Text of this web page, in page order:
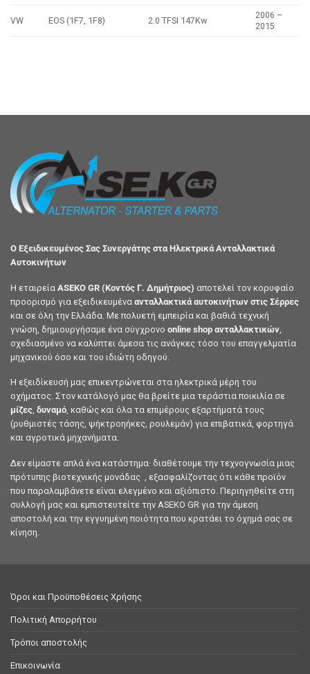
VW EOS (1F7, 1F8) 2.0 TFSI 147Kw
2006 –
2015
Ο Εξειδικευμένος Σας Συνεργάτης στα Ηλεκτρικά Ανταλλακτικά
Αυτοκινήτων
Η εταιρεία ASEKO GR (Κοντός Γ. Δημήτριος) αποτελεί τον κορυφαίο
προορισμό για εξειδικευμένα ανταλλακτικά αυτοκινήτων στις Σέρρες
και σε όλη την Ελλάδα. Με πολυετή εμπειρία και βαθιά τεχνική
γνώση, δημιουργήσαμε ένα σύγχρονο online shop ανταλλακτικών
σχεδιασμένο να καλύπτει άμεσα τις ανάγκες τόσο του επαγγελματία
μηχανικού όσο και του ιδιώτη οδηγού.
Η εξειδίκευσή μας επικεντρώνεται στα ηλεκτρικά μέρη του
οχήματος. Στον κατάλογό μας θα βρείτε μια τεράστια ποικιλία σε
μίζες, δυναμό, καθώς και όλα τα επιμέρους εξαρτήματά τους
(ρυθμιστές τάσης, ψήκτροηήκες, ρουλεμάν) για επιβατικά, φορτηγά
και αγροτικά μηχανήματα.
Δεν είμαστε απλά ένα κατάστημα· διαθέτουμε την τεχνογνωσία μιας
πρότυπης βιοτεχνικής μονάδας , εξασφαλίζοντας ότι κάθε προϊόν
που παραλαμβάνετε είναι ελεγμένο και αξιόπιστο. Περιηγηθείτε στη
συλλογή μας και εμπιστευτείτε την ASEKO GR για την άμεση
αποστολή και την εγγυημένη ποιότητα που κρατάει το όχημά σας σε
κίνηση.
Όροι και Προϋποθέσεις Χρήσης
Πολιτική Απορρήτου
Τρόποι αποστολής
Επικοινωνία